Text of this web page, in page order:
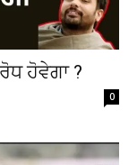
ਹੋਵੇਗਾ ?
0